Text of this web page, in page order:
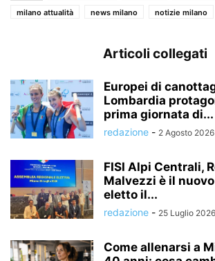
milano attualità
news milano notizie milano
Articoli collegati
Europei di
Lombardia
prima giornata di...
redazione - 2 Agosto 2026
FISI Alpi Centrali,
Malvezzi è il
eletto il...
redazione - 25 Luglio 2026
Come allenarsi a